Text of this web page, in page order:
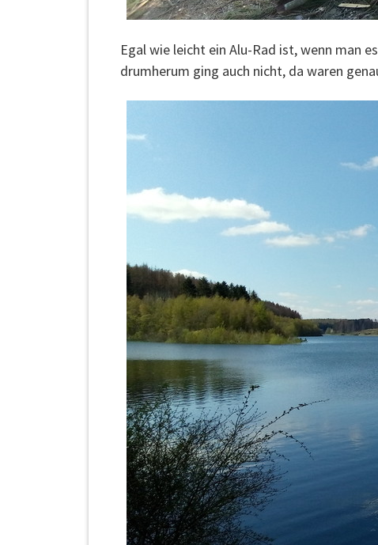
Egal wie leicht ein Alu-Rad ist, wenn man
drumherum ging auch nicht, da waren